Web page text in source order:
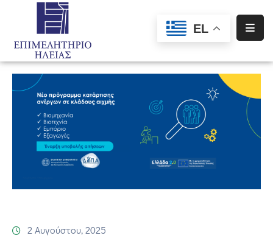
EL
Αρχική
Υπηρεσίες
Ενημέρωση
Σύλλογοι
Σωματεία
Ειδική
Προγράμματα
2 Αυγούστου, 2025